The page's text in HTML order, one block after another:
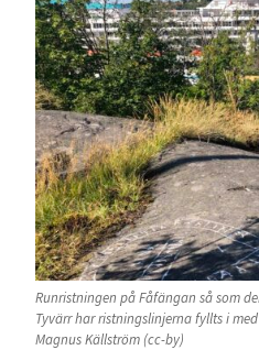
Runristningen på Fåfängan så som
Tyvärr har ristningslinjerna fyllts i
Magnus Källström (cc-by)